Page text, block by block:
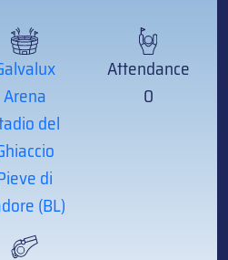
Arena
del
di
(BL)
Attendance
0